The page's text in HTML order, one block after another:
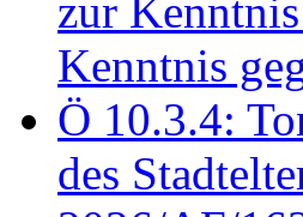
zur
Kenntnis
Ö 10.3.4:
des